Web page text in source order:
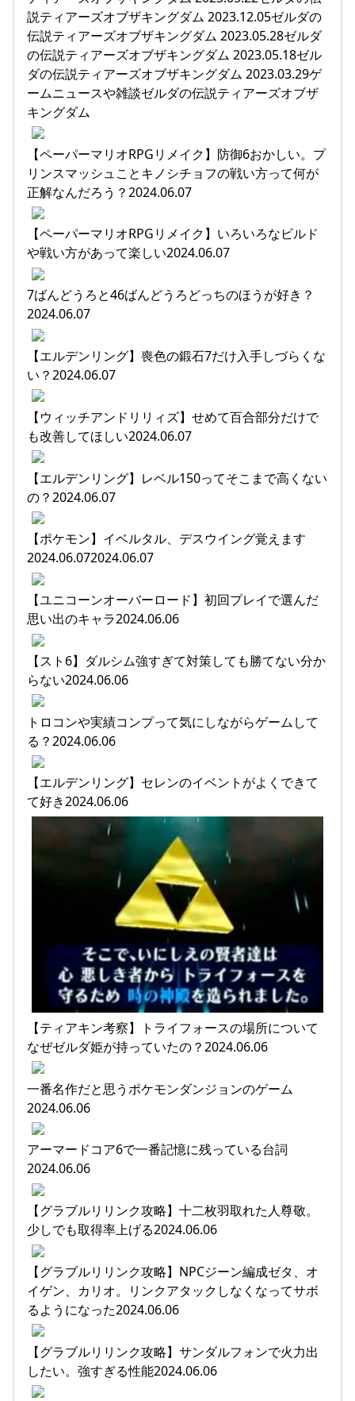
説ティアーズオブザキングダム 2023.12.05ゼルダの
伝説ティアーズオブザキングダム 2023.05.28ゼルダ
の伝説ティアーズオブザキングダム 2023.05.18ゼル
ダの伝説ティアーズオブザキングダム 2023.03.29ゲ
ームニュースや雑談ゼルダの伝説ティアーズオブザ
キングダム
【ペーパーマリオRPGリメイク】防御6おかしい。プ
リンスマッシュことキノシチョフの戦い方って何が
正解なんだろう？2024.06.07
【ペーパーマリオRPGリメイク】いろいろなビルド
や戦い方があって楽しい2024.06.07
7ばんどうろと46ばんどうろどっちのほうが好き？
2024.06.07
【エルデンリング】喪色の鍛石7だけ入手しづらくな
い？2024.06.07
【ウィッチアンドリリィズ】せめて百合部分だけで
も改善してほしい2024.06.07
【エルデンリング】レベル150ってそこまで高くない
の？2024.06.07
【ポケモン】イベルタル、デスウイング覚えます
2024.06.072024.06.07
【ユニコーンオーバーロード】初回プレイで選んだ
思い出のキャラ2024.06.06
【スト6】ダルシム強すぎて対策しても勝てない分か
らない2024.06.06
トロコンや実績コンプって気にしながらゲームして
る？2024.06.06
【エルデンリング】セレンのイベントがよくできて
て好き2024.06.06
【ティアキン考察】トライフォースの場所について
なぜゼルダ姫が持っていたの？2024.06.06
一番名作だと思うポケモンダンジョンのゲーム
2024.06.06
アーマードコア6で一番記憶に残っている台詞
2024.06.06
【グラブルリリンク攻略】十二枚羽取れた人尊敬。
少しでも取得率上げる2024.06.06
【グラブルリリンク攻略】NPCジーン編成ゼタ、オ
イゲン、カリオ。リンクアタックしなくなってサボ
るようになった2024.06.06
【グラブルリリンク攻略】サンダルフォンで火力出
したい。強すぎる性能2024.06.06